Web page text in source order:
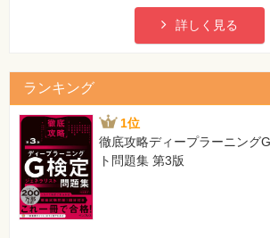
詳しく見る
ランキング
1位
徹底攻略ディープラーニング
ト問題集 第3版